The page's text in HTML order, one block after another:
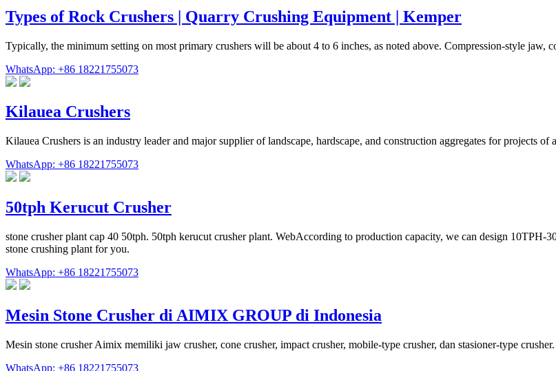
Types of Rock Crushers | Quarry Crushing Equipment | Kemper
Typically, the minimum setting on most primary crushers will be about 4 to 6 inches, as noted above. Compression-style jaw,
WhatsApp: +86 18221755073
Kilauea Crushers
Kilauea Crushers is an industry leader and major supplier of landscape, hardscape, and construction aggregates for projects
WhatsApp: +86 18221755073
50tph Kerucut Crusher
stone crusher plant cap 40 50tph. 50tph kerucut crusher plant. WebAccording to production capacity, we can design
stone crushing plant for you.
WhatsApp: +86 18221755073
Mesin Stone Crusher di AIMIX GROUP di Indonesia
Mesin stone crusher Aimix memiliki jaw crusher, cone crusher, impact crusher, mobile-type crusher, dan stasioner-type
WhatsApp: +86 18221755073